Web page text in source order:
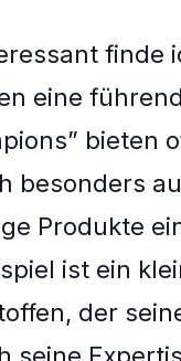
finde
eine
bieten
besonders
Produkte
ist ein
der
seine